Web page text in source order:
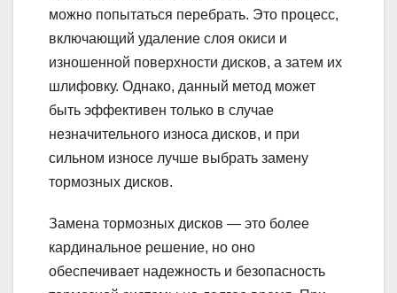
можно попытаться перебрать. Это процесс,
включающий удаление слоя окиси и
изношенной поверхности дисков, а затем их
шлифовку. Однако, данный метод может
быть эффективен только в случае
незначительного износа дисков, и при
сильном износе лучше выбрать замену
тормозных дисков.
Замена тормозных дисков — это более
кардинальное решение, но оно
обеспечивает надежность и безопасность